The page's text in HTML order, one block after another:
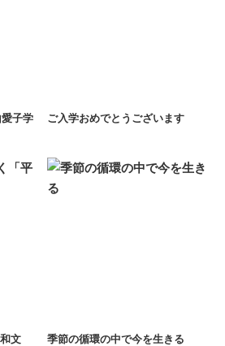
子学
ご入学おめでとうございます
文
季節の循環の中で今を生きる